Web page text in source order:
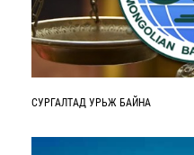
СУРГАЛТАД УРЬЖ БАЙНА